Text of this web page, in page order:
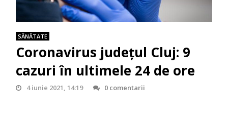
SĂNĂTATE
Coronavirus județul Cluj: 9
cazuri în ultimele 24 de ore
4 iunie 2021, 14:19 0 comentarii